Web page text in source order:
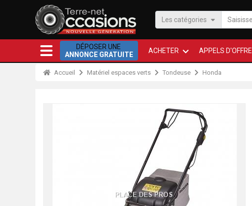
Les catégories
DÉPOSER UNE
ANNONCE GRATUITE
ACHETER APPELS D'OFFRE
Accueil Matériel espaces verts Tondeuse Honda